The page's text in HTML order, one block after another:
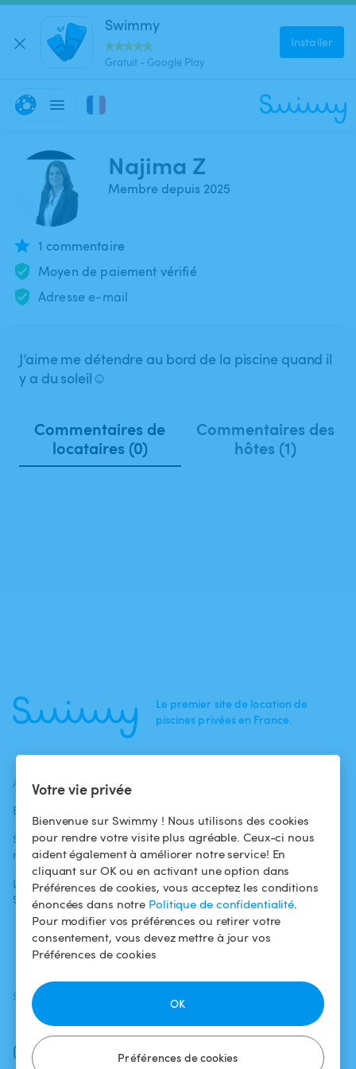
Votre vie privée
Bienvenue sur Swimmy ! Nous utilisons des cookies
pour rendre votre visite plus agréable. Ceux-ci nous
aident également à améliorer notre service! En
cliquant sur OK ou en activant une option dans
Préférences de cookies, vous acceptez les conditions
énoncées dans notre Politique de confidentialité.
Pour modifier vos préférences ou retirer votre
consentement, vous devez mettre à jour vos
Préférences de cookies
Préférences de cookies
OK
Swimmy
Gratuit - Google Play
Installer
Najima Z
Membre depuis 2025
1 commentaire
Moyen de paiement vérifié
Adresse e-mail
J’aime me détendre au bord de la piscine quand il
y a du soleil☺️
Commentaires de
locataires (0)
Commentaires des
hôtes (1)
Le premier site de location de
piscines privées en France.
ACTUALITÉS
Blog
Swimmy dans les
médias
L'aventure
Swimmy
baigneurs
Pour les
propriétaires
Louer ma piscine
Comment ça
marche ?
Conditions
d'utilisation
Politique de
confidentialité
Mentions légales
SUIVEZ-NOUS
Facebook
Instagram